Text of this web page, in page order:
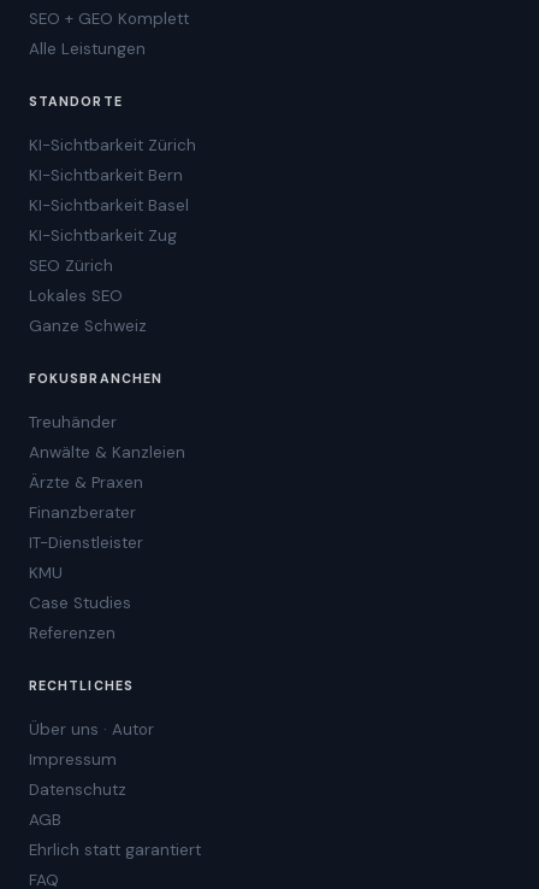
SEO + GEO Komplett
Alle Leistungen
STANDORTE
KI-Sichtbarkeit Zürich
KI-Sichtbarkeit Bern
KI-Sichtbarkeit Basel
KI-Sichtbarkeit Zug
SEO Zürich
Lokales SEO
Ganze Schweiz
FOKUSBRANCHEN
Treuhänder
Anwälte & Kanzleien
Ärzte & Praxen
Finanzberater
IT-Dienstleister
KMU
Case Studies
Referenzen
RECHTLICHES
Über uns · Autor
Impressum
Datenschutz
AGB
Ehrlich statt garantiert
FAQ